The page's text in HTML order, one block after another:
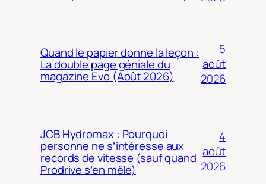
Quand le papier donne la leçon :
La double page géniale du
magazine Evo (Août 2026)
5
août
2026
JCB Hydromax : Pourquoi
personne ne s’intéresse aux
records de vitesse (sauf quand
Prodrive s’en mêle)
4
août
2026